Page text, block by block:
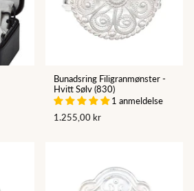
Bunadsring Filigranmønster -
Hvitt Sølv (830)
1 anmeldelse
1.255,00 kr